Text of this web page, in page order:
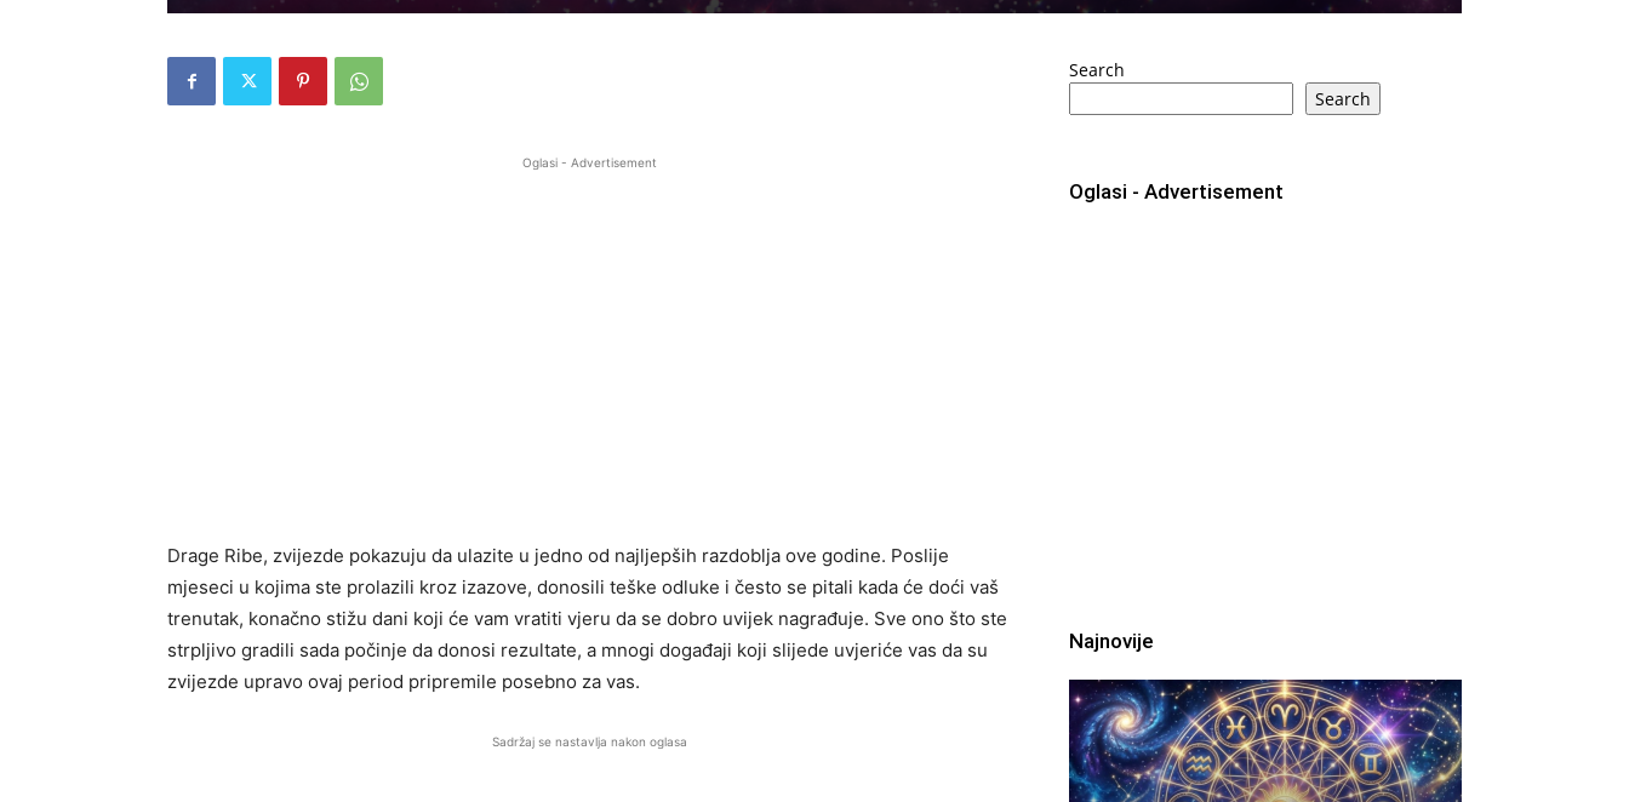
Oglasi - Advertisement
Drage Ribe, zvijezde pokazuju da ulazite u jedno od najljepših razdoblja ove godine. Poslije
mjeseci u kojima ste prolazili kroz izazove, donosili teške odluke i često se pitali kada će doći vaš
trenutak, konačno stižu dani koji će vam vratiti vjeru da se dobro uvijek nagrađuje. Sve ono što ste
strpljivo gradili sada počinje da donosi rezultate, a mnogi događaji koji slijede uvjeriće vas da su
zvijezde upravo ovaj period pripremile posebno za vas.
Sadržaj se nastavlja nakon oglasa
Search
Search
Oglasi - Advertisement
Najnovije